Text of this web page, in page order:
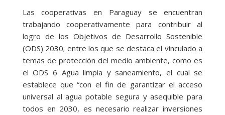
Las cooperativas en Paraguay se encuentran
trabajando cooperativamente para contribuir al
logro de los Objetivos de Desarrollo Sostenible
(ODS) 2030; entre los que se destaca el vinculado a
temas de protección del medio ambiente, como es
el ODS 6 Agua limpia y saneamiento, el cual se
establece que “con el fin de garantizar el acceso
universal al agua potable segura y asequible para
todos en 2030, es necesario realizar inversiones